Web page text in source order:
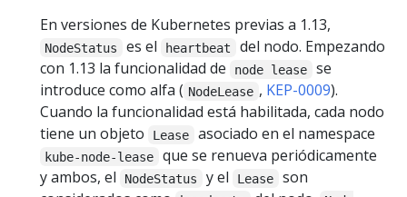
En versiones de Kubernetes previas a 1.13,
NodeStatus es el heartbeat
del nodo. Empezando
con 1.13 la funcionalidad de
node lease
se
introduce como alfa ( NodeLease , KEP-0009).
Cuando la funcionalidad está habilitada, cada nodo
tiene un objeto
Lease asociado en el namespace
kube-node-lease
que se renueva periódicamente
y ambos, el
NodeStatus y el Lease
son